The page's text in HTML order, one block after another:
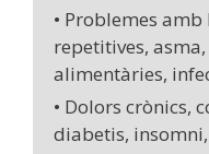
• Problemes
repetitives,
alimentàries,
• Dolors crònics,
diabetis,